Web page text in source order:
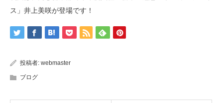
ス」井上美咲が登場です！
投稿者: webmaster
ブログ